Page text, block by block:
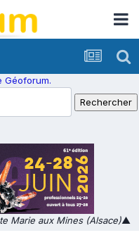
Géoforum.
Marie aux Mines (Alsace)▲